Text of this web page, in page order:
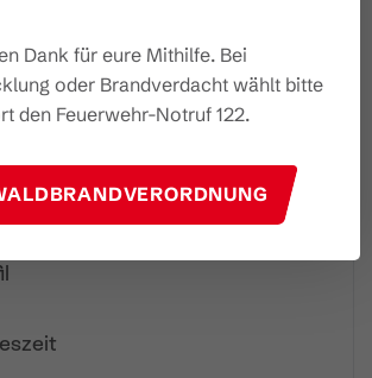
Mittel
Loischkopfbahn
Dank für eure Mithilfe. Bei
oder Brandverdacht wählt bitte
den Feuerwehr-Notruf 122.